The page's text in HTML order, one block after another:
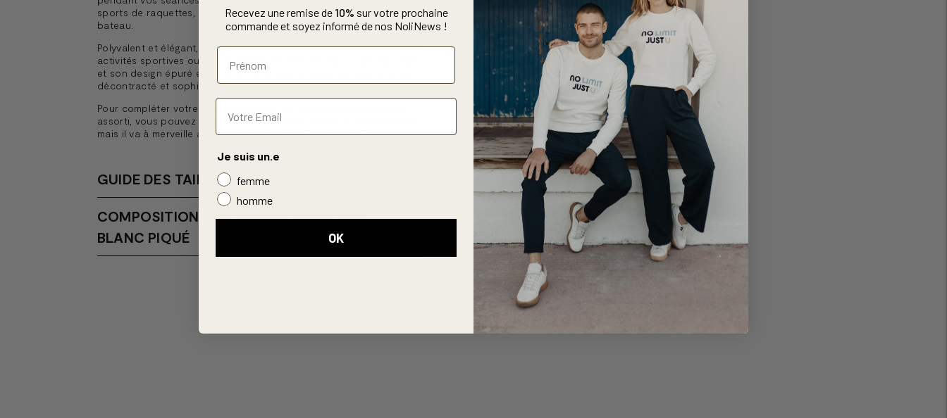
sports de raquettes, le golf, la randonnée ou même les sorties en
bateau.
Polyvalent et élégant, il est idéal pour vos sorties quotidiennes, vos
activités sportives ou vos moments de détente. Sa coupe classique
et son design épuré en font un choix parfait pour un look à la fois
décontracté et sophistiqué.
Pour compléter votre tenue et obtenir un ensemble parfaitement
assorti, vous pouvez associer ce polo avec n'importe quel pantalon
mais il va à merveille avec notre pantalonEmilie bleu marine
GUIDE DES TAILLES
COMPOSITION ET ENTRETIEN DU POLO
BLANC PIQUÉ
Recevez une remise de 10% sur votre prochaine
commande et soyez informé de nos NoliNews !
Je suis un.e
femme
homme
OK